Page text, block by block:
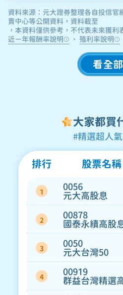
資料來源：元大證券整理各自投信官
賣中心等公開資料，資料截至
，本資料僅供參考，不代表未來獲利
近ㄧ年報酬率說明
、 殖利率說明
看全部
大家都買
#精選超人
排行 股票名稱
1
0056
元大高股息
2
00878
國泰永續高股
3
0050
元大台灣50
4
00919
群益台灣精選